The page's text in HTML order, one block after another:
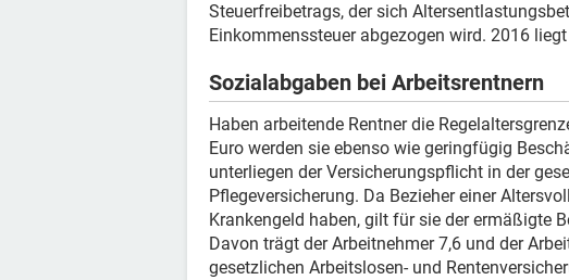
Steuerfreibetrags, der sich
Einkommenssteuer abgezogen wird. 2016
Sozialabgaben bei Arbeitsrentnern
Haben arbeitende Rentner die
Euro werden sie ebenso wie geringfügig
unterliegen der Versicherungspflicht in der
Pflegeversicherung. Da Bezieher einer
Krankengeld haben, gilt für sie der ermäßigte
Davon trägt der Arbeitnehmer 7,6 und der
gesetzlichen Arbeitslosen- und